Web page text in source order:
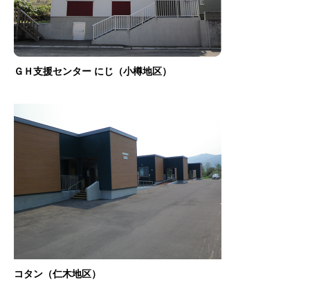
ＧＨ支援センター にじ（小樽地区）
コタン（仁木地区）